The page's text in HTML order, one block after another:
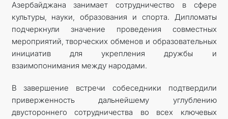
Азербайджана занимает сотрудничество в сфере
культуры, науки, образования и спорта. Дипломаты
подчеркнули значение проведения совместных
мероприятий, творческих обменов и образовательных
инициатив для укрепления дружбы и
взаимопонимания между народами.
В завершение встречи собеседники подтвердили
приверженность дальнейшему углублению
двустороннего сотрудничества во всех ключевых